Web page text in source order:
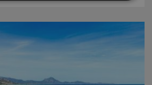
necessari e Statistiche